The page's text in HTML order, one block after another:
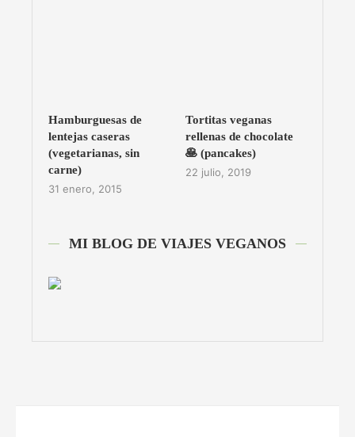
Hamburguesas de
lentejas caseras
(vegetarianas, sin
carne)
31 enero, 2015
Tortitas veganas
rellenas de chocolate
🥞 (pancakes)
22 julio, 2019
MI BLOG DE VIAJES VEGANOS